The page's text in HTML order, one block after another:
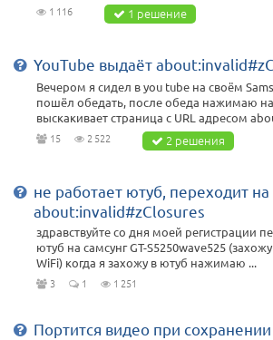
1 116 1 решение
YouTube выдаёт
Вечером я сидел в you tube на своём
пошёл обедать, после обеда нажимаю на
выскакивает страница с URL адресом
15 2 522 2 решения
не работает ютуб, переходит на
about:invalid#zClosures
здравствуйте со дня моей регистрации
ютуб на самсунг GT-S5250wave525
WiFi) когда я захожу в ютуб нажимаю ...
3 1 1 251
Портится видео при сохранении